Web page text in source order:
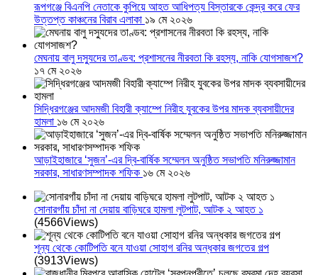
রূপগঞ্জে বিএনপি নেতাকে কুপিয়ে আহত আধিপত্য বিস্তারকে কেন্দ্র করে ফের
উত্তপ্ত কাঞ্চনের বিরাব এলাকা ১৯ মে ২০২৬
মেঘনায় বালু দস্যুদের তাণ্ডব: প্রশাসনের নীরবতা কি রহস্য, নাকি যোগসাজশ?
১৭ মে ২০২৬
সিদ্ধিরগঞ্জের আদমজী বিহারী ক্যাম্পে নিরীহ যুবকের উপর মাদক ব্যবসায়ীদের
হামলা ১৬ মে ২০২৬
আড়াইহাজারে ‘সুজন’-এর দ্বি-বার্ষিক সম্মেলন অনুষ্ঠিত সভাপতি মনিরুজ্জামান
সরকার, সাধারণসম্পাদক শফিক ১৬ মে ২০২৬
সোনারগাঁয় চাঁদা না দেয়ায় বাড়িঘরে হামলা লুটপাট, আটক ২ আহত ১
(4566Views)
শূন্য থেকে কোটিপতি বনে যাওয়া সোহাগ রনির অন্ধকার জগতের গল্প
(3913Views)